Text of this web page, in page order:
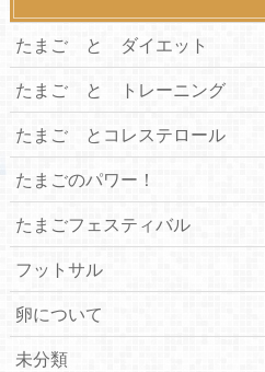
たまご と ダイエット
たまご と トレーニング
たまご とコレステロール
たまごのパワー！
たまごフェスティバル
フットサル
卵について
未分類